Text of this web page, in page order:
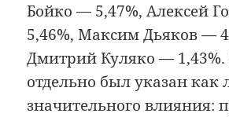
Бойко — 5,47%, Алексей
5,46%, Максим Дьяков —
Дмитрий Куляко —
отдельно был указан как
значительного влияния: